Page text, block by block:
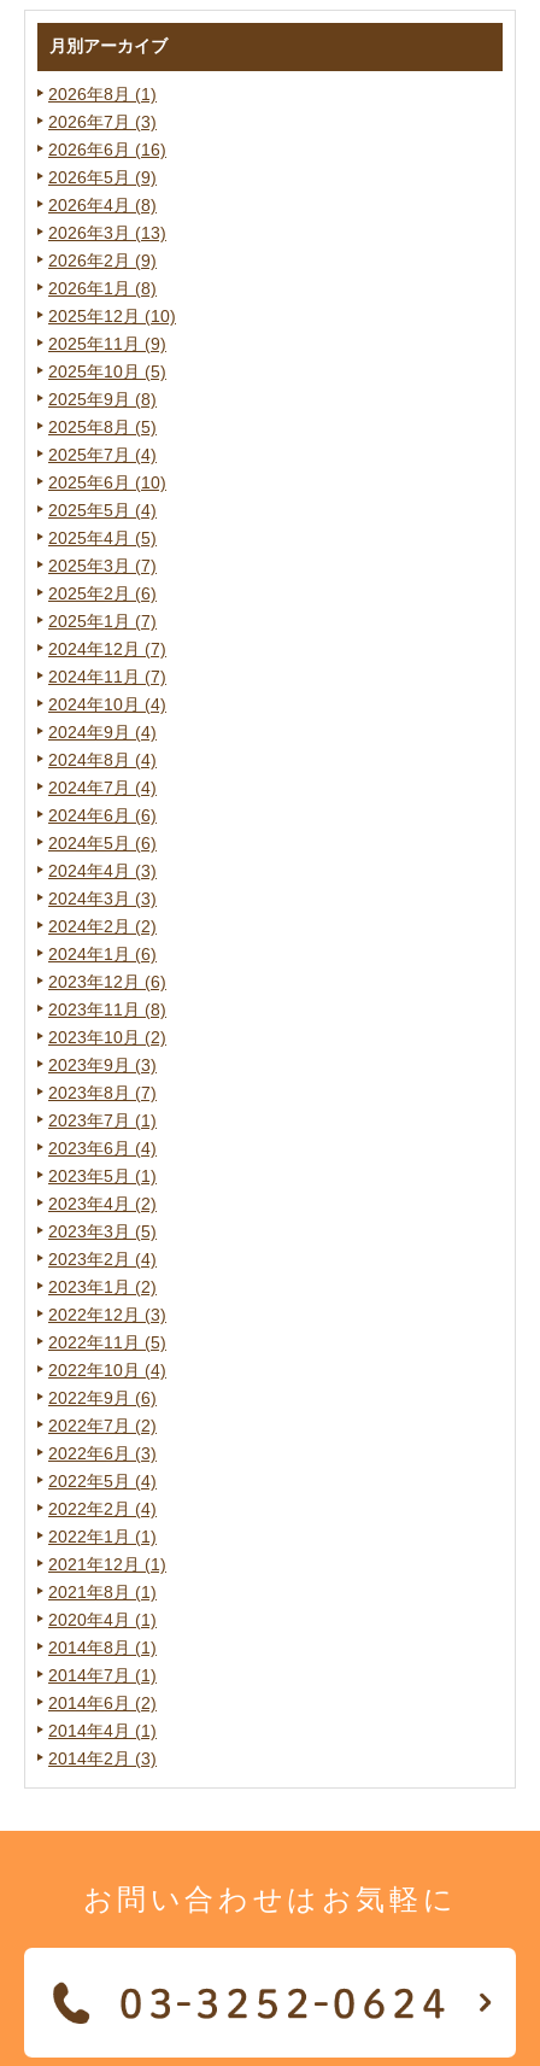
月別アーカイブ
2026年8月 (1)
2026年7月 (3)
2026年6月 (16)
2026年5月 (9)
2026年4月 (8)
2026年3月 (13)
2026年2月 (9)
2026年1月 (8)
2025年12月 (10)
2025年11月 (9)
2025年10月 (5)
2025年9月 (8)
2025年8月 (5)
2025年7月 (4)
2025年6月 (10)
2025年5月 (4)
2025年4月 (5)
2025年3月 (7)
2025年2月 (6)
2025年1月 (7)
2024年12月 (7)
2024年11月 (7)
2024年10月 (4)
2024年9月 (4)
2024年8月 (4)
2024年7月 (4)
2024年6月 (6)
2024年5月 (6)
2024年4月 (3)
2024年3月 (3)
2024年2月 (2)
2024年1月 (6)
2023年12月 (6)
2023年11月 (8)
2023年10月 (2)
2023年9月 (3)
2023年8月 (7)
2023年7月 (1)
2023年6月 (4)
2023年5月 (1)
2023年4月 (2)
2023年3月 (5)
2023年2月 (4)
2023年1月 (2)
2022年12月 (3)
2022年11月 (5)
2022年10月 (4)
2022年9月 (6)
2022年7月 (2)
2022年6月 (3)
2022年5月 (4)
2022年2月 (4)
2022年1月 (1)
2021年12月 (1)
2021年8月 (1)
2020年4月 (1)
2014年8月 (1)
2014年7月 (1)
2014年6月 (2)
2014年4月 (1)
2014年2月 (3)
お問い合わせは お気軽に